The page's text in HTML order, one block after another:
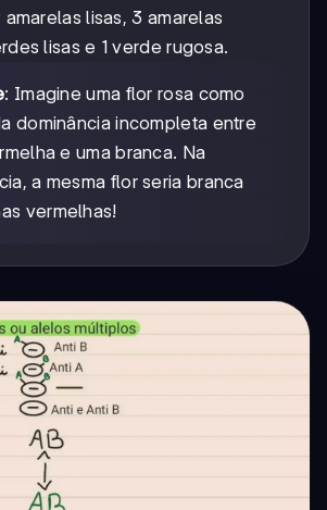
lisas, 3 amarelas
lisas e 1 verde rugosa.
: Imagine uma flor rosa como
dominância incompleta entre
e uma branca. Na
a mesma flor seria branca
vermelhas!